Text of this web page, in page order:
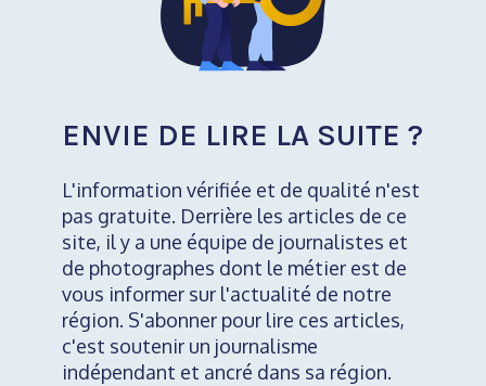
ENVIE DE LIRE LA SUITE ?
L'information vérifiée et de qualité n'est
pas gratuite. Derrière les articles de ce
site, il y a une équipe de journalistes et
de photographes dont le métier est de
vous informer sur l'actualité de notre
région. S'abonner pour lire ces articles,
c'est soutenir un journalisme
indépendant et ancré dans sa région.